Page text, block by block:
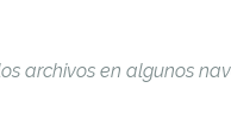
archivos en algunos